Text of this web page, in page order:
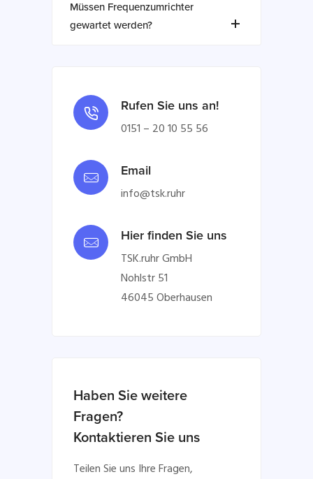
Müssen Frequenzumrichter
gewartet werden?
Rufen Sie uns an!
0151 – 20 10 55 56
Email
info@tsk.ruhr
Hier finden Sie uns
TSK.ruhr GmbH
Nohlstr 51
46045 Oberhausen
Haben Sie weitere
Fragen?
Kontaktieren Sie uns
Teilen Sie uns Ihre Fragen,